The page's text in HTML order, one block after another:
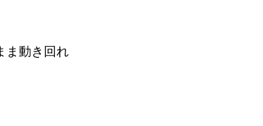
ま動き回れ